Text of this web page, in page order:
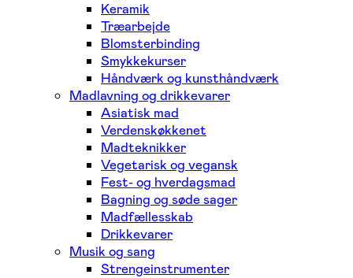
Keramik
Træarbejde
Blomsterbinding
Smykkekurser
Håndværk og kunsthåndværk
Madlavning og drikkevarer
Asiatisk mad
Verdenskøkkenet
Madteknikker
Vegetarisk og vegansk
Fest- og hverdagsmad
Bagning og søde sager
Madfællesskab
Drikkevarer
Musik og sang
Strengeinstrumenter